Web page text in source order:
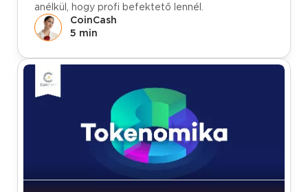
anélkül, hogy profi befektető lennél.
CoinCash
5 min